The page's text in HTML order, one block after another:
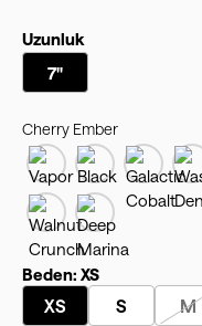
Uzunluk
7"
Cherry Ember
Beden: XS
XS S M